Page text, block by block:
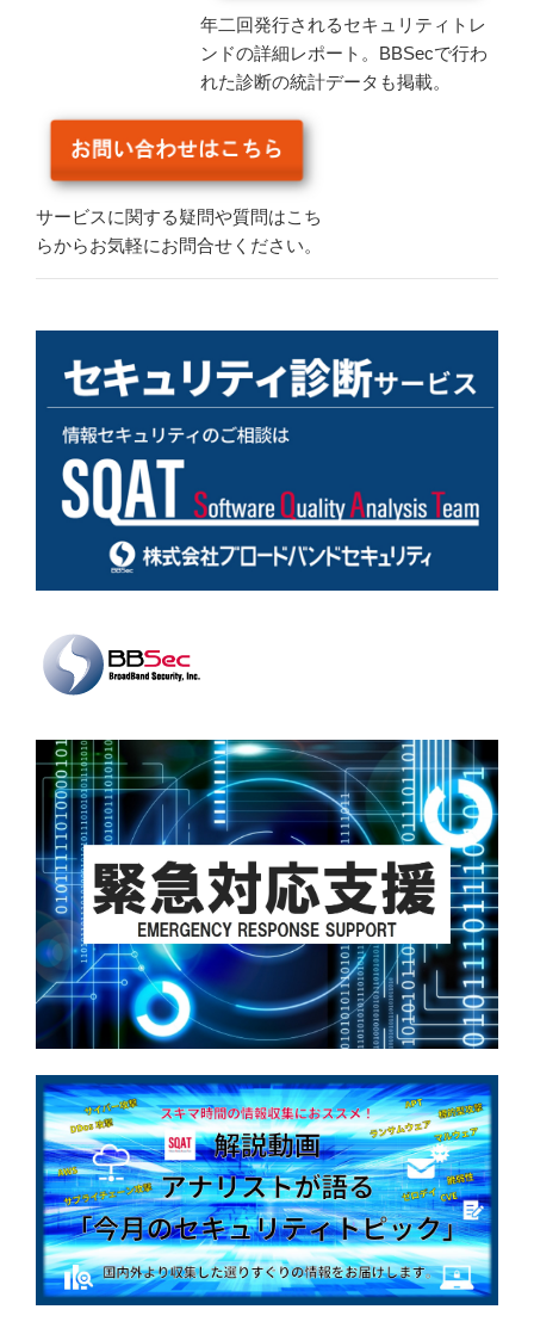
年二回発行されるセキュリティトレ
ンドの詳細レポート。BBSecで行わ
れた診断の統計データも掲載。
サービスに関する疑問や質問はこち
らからお気軽にお問合せください。